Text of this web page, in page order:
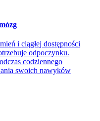
i ciągłej dostępności
odpoczynku.
codziennego
swoich nawyków